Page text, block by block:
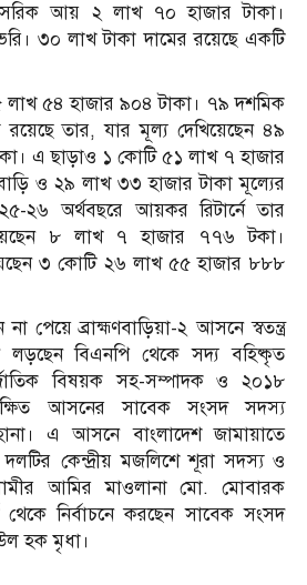
আয় ২ লাখ ৭০ হাজার টাকা।
৩০ লাখ টাকা দামের রয়েছে একটি
লাখ ৫৪ হাজার ৯০৪ টাকা। ৭৯ দশমিক
তার, যার মূল্য দেখিয়েছেন ৪৯
এ ছাড়াও ১ কোটি ৫১ লাখ ৭ হাজার
ও ২৯ লাখ ৩৩ হাজার টাকা মূল্যের
২৬ অর্থবছরে আয়কর রিটার্নে তার
৮ লাখ ৭ হাজার ৭৭৬ টকা।
৩ কোটি ২৬ লাখ ৫৫ হাজার ৮৮৮
পেয়ে ব্রাহ্মণবাড়িয়া-২ আসনে স্বতন্ত্র
লড়ছেন বিএনপি থেকে সদ্য বহিষ্কৃত
বিষয়ক সহ-সম্পাদক ও ২০১৮
আসনের সাবেক সংসদ সদস্য
এ আসনে বাংলাদেশ জামায়াতে
কেন্দ্রীয় মজলিশে শূরা সদস্য ও
আমির মাওলানা মো. মোবারক
থেকে নির্বাচনে করছেন সাবেক সংসদ
হক মৃধা।